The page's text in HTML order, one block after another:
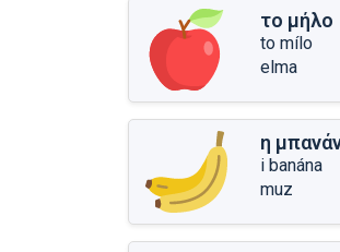
το μήλο
to mílo
elma
η
i banána
muz